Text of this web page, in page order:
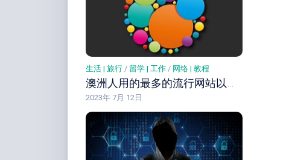
生活 | 旅行 / 留学 | 工作 / 网络 | 教程
2023年 7月 12日